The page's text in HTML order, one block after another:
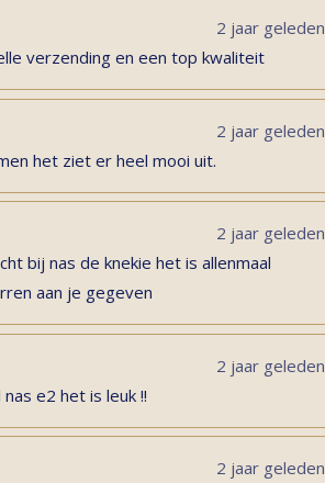
2 jaar geleden
verzending en een top kwaliteit
2 jaar geleden
het ziet er heel mooi uit.
2 jaar geleden
bij nas de knekie het is allenmaal
aan je gegeven
2 jaar geleden
e2 het is leuk !!
2 jaar geleden